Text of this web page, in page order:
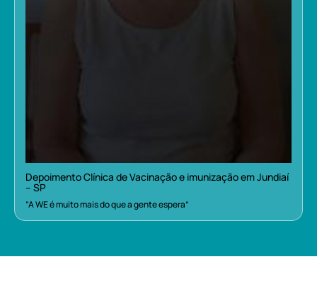
Depoimento Clínica de Vacinação e imunização em Jundiaí
– SP
“A WE é muito mais do que a gente espera”